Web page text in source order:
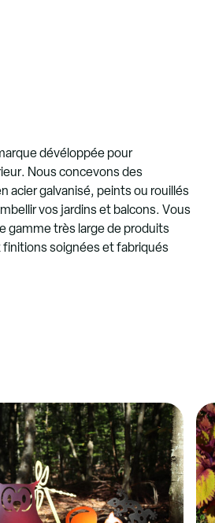
dévéloppée pour
Nous concevons des
acier galvanisé, peints ou rouillés
vos jardins et balcons. Vous
gamme très large de produits
finitions soignées et fabriqués